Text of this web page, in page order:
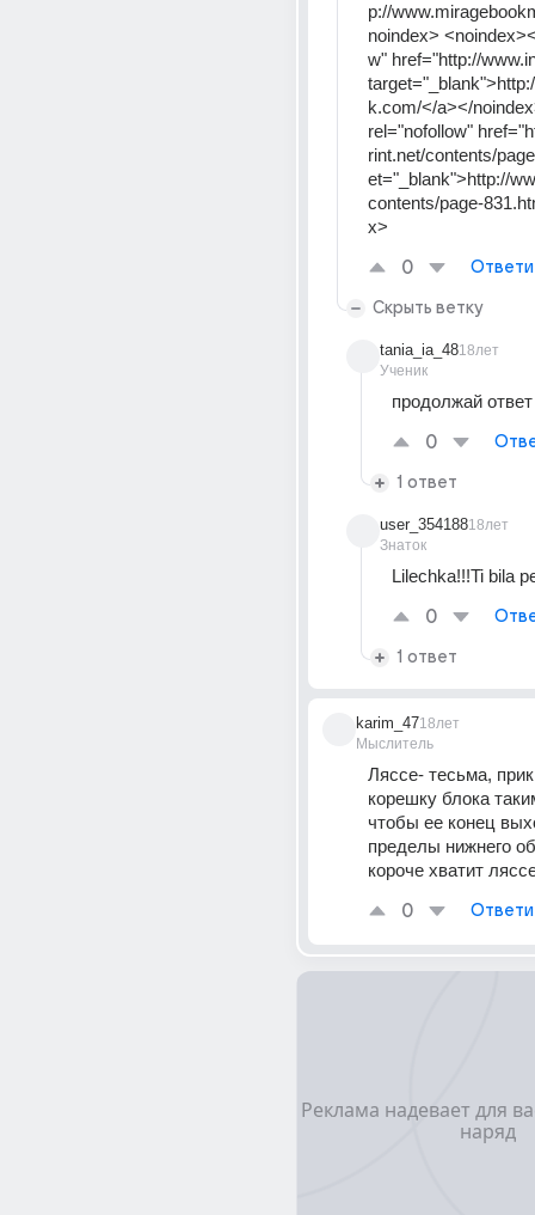
p://
noindex>
w" href="http://
k.com/</a></
rel="nofollow"
rint.net/contents/
et="_blank">http://
contents/page-
x>
0
Скрыть ветку
tania_ia_48
Ученик
18лет
продолжай ответ
0
1 ответ
user_354188
Знаток
18лет
Lilechka!!!Ti bila
0
1 ответ
karim_47
Мыслитель
18лет
Ляссе- тесьма,
корешку блока
чтобы ее конец
пределы нижнего
короче хватит
0